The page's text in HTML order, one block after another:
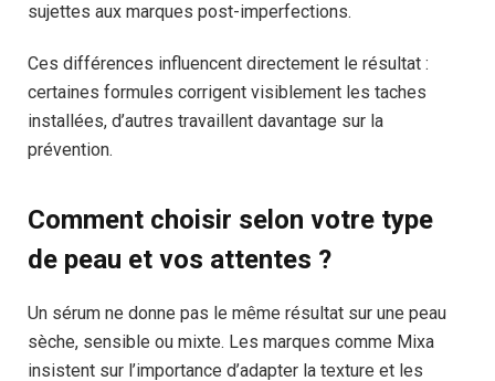
sujettes aux marques post-imperfections.
Ces différences influencent directement le résultat :
certaines formules corrigent visiblement les taches
installées, d’autres travaillent davantage sur la
prévention.
Comment choisir selon votre type
de peau et vos attentes ?
Un sérum ne donne pas le même résultat sur une peau
sèche, sensible ou mixte. Les marques comme Mixa
insistent sur l’importance d’adapter la texture et les